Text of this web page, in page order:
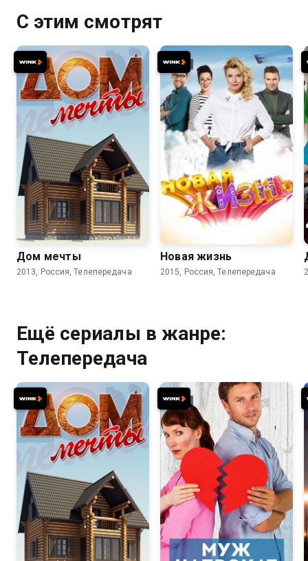
С этим смотрят
Дом мечты
2013, Россия, Телепередача
Новая жизнь
2015, Россия, Телепередача
Ещё сериалы в жанре:
Телепередача